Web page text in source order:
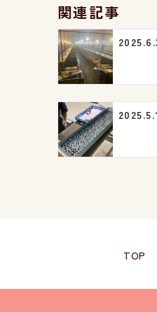
ゲ
ー
シ
ョ
ン
関連記事
TOP